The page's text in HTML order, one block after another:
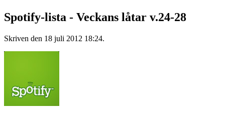
Spotify-lista - Veckans låtar v.24-28
Skriven den 18 juli 2012 18:24.